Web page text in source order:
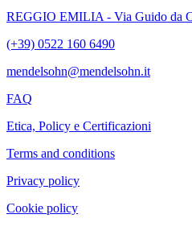
REGGIO EMILIA - Via Guido da
(+39) 0522 160 6490
mendelsohn@mendelsohn.it
FAQ
Etica, Policy e Certificazioni
Terms and conditions
Privacy policy
Cookie policy